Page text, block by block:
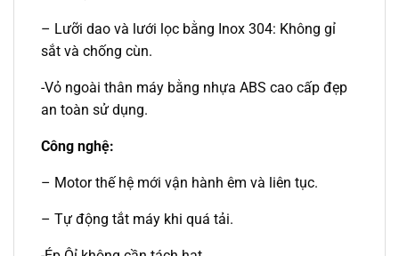
– Lưỡi dao và lưới lọc bằng Inox 304: Không gỉ
sắt và chống cùn.
-Vỏ ngoài thân máy bằng nhựa ABS cao cấp đẹp
an toàn sử dụng.
Công nghệ:
– Motor thế hệ mới vận hành êm và liên tục.
– Tự động tắt máy khi quá tải.